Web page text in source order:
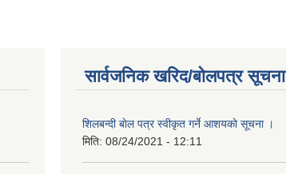
सार्वजनिक खरिद/बोलपत्र सूचना
शिलबन्दी बाेल पत्र स्वीकृत गर्ने आशयको सूचना ।
मिति: 08/24/2021 - 12:11